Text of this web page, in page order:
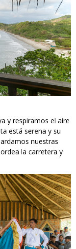
y respiramos el aire
está serena y su
nuestras
la carretera y